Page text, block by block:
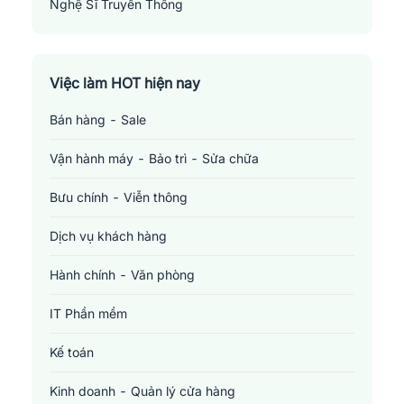
Nghệ Sĩ Truyền Thông
Việc làm HOT hiện nay
Bán hàng - Sale
Vận hành máy - Bảo trì - Sửa chữa
Bưu chính - Viễn thông
Dịch vụ khách hàng
Hành chính - Văn phòng
IT Phần mềm
Kế toán
Kinh doanh - Quản lý cửa hàng